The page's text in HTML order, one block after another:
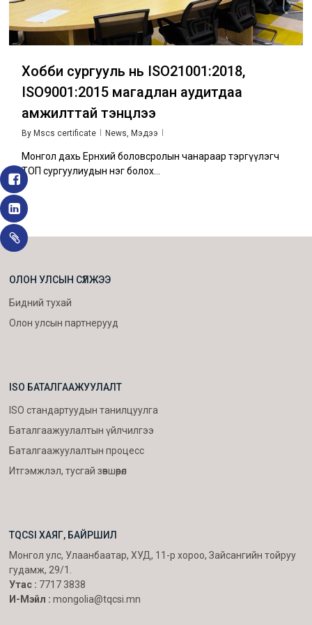
Хобби сургууль нь ISO21001:2018,
ISO9001:2015 магадлан аудитдаа
амжилттай тэнцлээ
By Mscs certificate News ,Мэдээ
Монгол дахь Ерөнхий боловсролын чанараар тэргүүлэгч
ТОП сургуулиудын нэг болох…
ОЛОН УЛСЫН СҮЛЖЭЭ
Бидний тухай
Олон улсын партнерууд
ISO БАТАЛГААЖУУЛАЛТ
ISO стандартуудын танилцуулга
Баталгаажуулалтын үйлчилгээ
Баталгаажуулалтын процесс
Итгэмжлэл, тусгай зөвшөөрөл
TQCSI ХАЯГ, БАЙРШИЛ
Монгол улс, Улаанбаатар, ХУД, 11-р хороо, Зайсангийн тойруу
гудамж, 29/1.
Утас : 7717 3838
И-Мэйл : mongolia@tqcsi.mn